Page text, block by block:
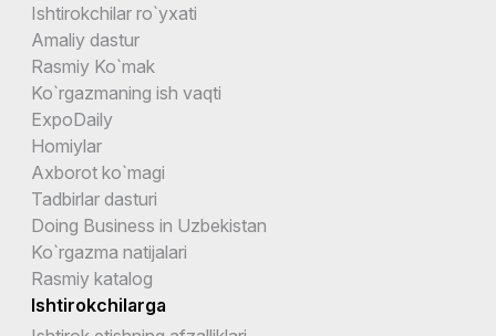
Ishtirokchilar ro`yxati
Amaliy dastur
Rasmiy Ko`mak
Ko`rgazmaning ish vaqti
ExpoDaily
Homiylar
Axborot ko`magi
Tadbirlar dasturi
Doing Business in Uzbekistan
Ko`rgazma natijalari
Rasmiy katalog
Ishtirokchilarga